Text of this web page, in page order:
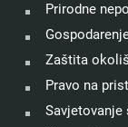
Prirodne
Zaštita
Pravo na
Savjetovanje